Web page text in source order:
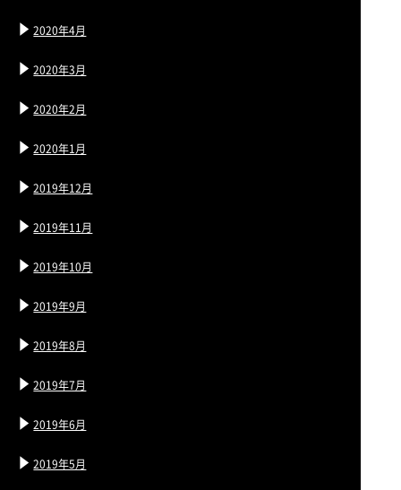
2020年4月
2020年3月
2020年2月
2020年1月
2019年12月
2019年11月
2019年10月
2019年9月
2019年8月
2019年7月
2019年6月
2019年5月